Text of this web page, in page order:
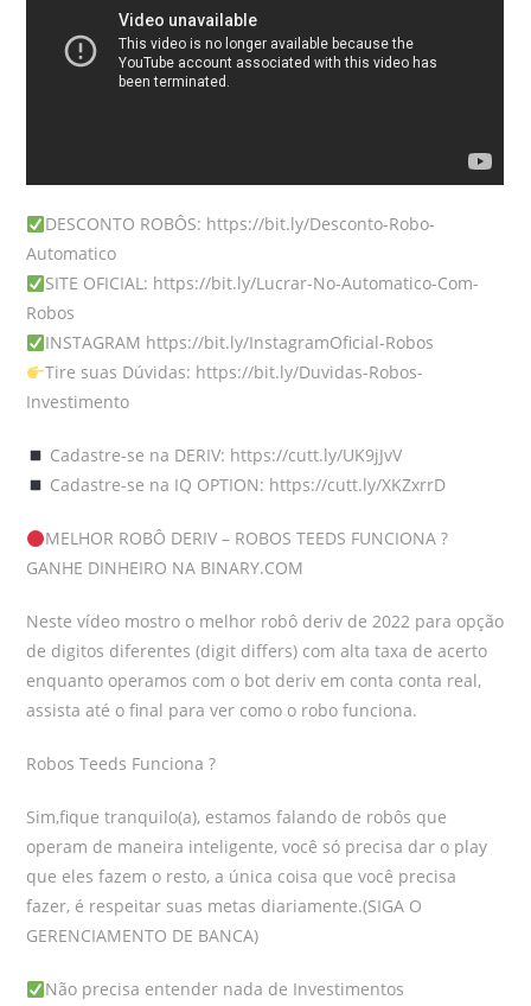
DESCONTO ROBÔS: https://bit.ly/Desconto-Robo-
Automatico
SITE OFICIAL: https://bit.ly/Lucrar-No-Automatico-Com-
Robos
INSTAGRAM https://bit.ly/InstagramOficial-Robos
Tire suas Dúvidas: https://bit.ly/Duvidas-Robos-
Investimento
Cadastre-se na DERIV: https://cutt.ly/UK9jJvV
Cadastre-se na IQ OPTION: https://cutt.ly/XKZxrrD
MELHOR ROBÔ DERIV – ROBOS TEEDS FUNCIONA ?
GANHE DINHEIRO NA BINARY.COM
Neste vídeo mostro o melhor robô deriv de 2022 para opção
de digitos diferentes (digit differs) com alta taxa de acerto
enquanto operamos com o bot deriv em conta conta real,
assista até o final para ver como o robo funciona.
Robos Teeds Funciona ?
Sim,fique tranquilo(a), estamos falando de robôs que
operam de maneira inteligente, você só precisa dar o play
que eles fazem o resto, a única coisa que você precisa
fazer, é respeitar suas metas diariamente.(SIGA O
GERENCIAMENTO DE BANCA)
Não precisa entender nada de Investimentos